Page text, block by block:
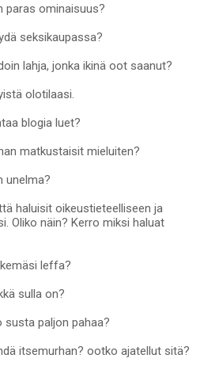
paras ominaisuus?
seksikaupassa?
lahja, jonka ikinä oot saanut?
olotilaasi.
blogia luet?
matkustaisit mieluiten?
unelma?
haluisit oikeustieteelliseen ja
Oliko näin? Kerro miksi haluat
leffa?
sulla on?
susta paljon pahaa?
itsemurhan? ootko ajatellut sitä?